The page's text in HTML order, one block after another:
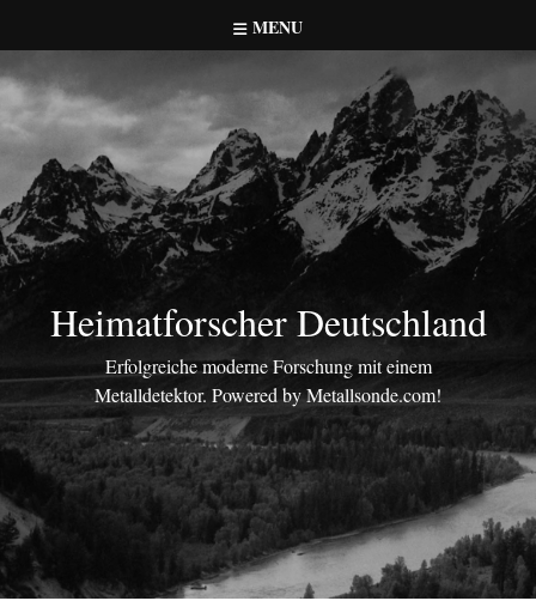
to
content
MENU
Heimatforscher Deutschland
Erfolgreiche moderne Forschung mit einem
Metalldetektor. Powered by Metallsonde.com!